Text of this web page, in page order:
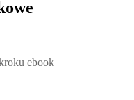
Patrycja Kubiesa -
ebook